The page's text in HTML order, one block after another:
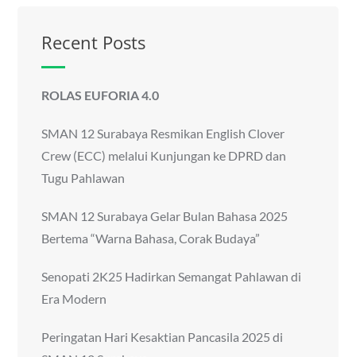
Recent Posts
ROLAS EUFORIA 4.0
SMAN 12 Surabaya Resmikan English Clover
Crew (ECC) melalui Kunjungan ke DPRD dan
Tugu Pahlawan
SMAN 12 Surabaya Gelar Bulan Bahasa 2025
Bertema “Warna Bahasa, Corak Budaya”
Senopati 2K25 Hadirkan Semangat Pahlawan di
Era Modern
Peringatan Hari Kesaktian Pancasila 2025 di